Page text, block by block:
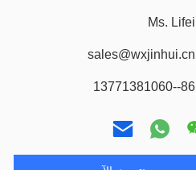
Ms. Lifei
sales@wxjinhui.cn
86--13771381060